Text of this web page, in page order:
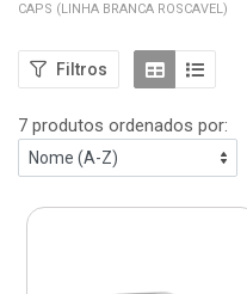
CAPS (LINHA BRANCA ROSCAVEL)
Filtros
7 produtos ordenados por: